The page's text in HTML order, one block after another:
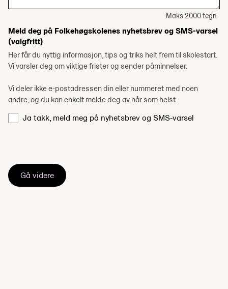
Maks 2000 tegn
Meld deg på Folkehøgskolenes nyhetsbrev og SMS-varsel
(valgfritt)
Her får du nyttig informasjon, tips og triks helt frem til skolestart.
Vi varsler deg om viktige frister og sender påminnelser.
Vi deler ikke e-postadressen din eller nummeret med noen
andre, og du kan enkelt melde deg av når som helst.
Ja takk, meld meg på nyhetsbrev og SMS-varsel
Gå videre